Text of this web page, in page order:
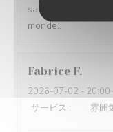
salle est assez
monde..
Fabrice F
2026-07-02 - 20:00
サービス : 雰囲